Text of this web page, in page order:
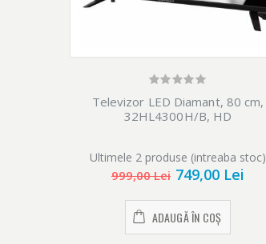
Televizor LED Diamant, 80 cm,
32HL4300H/B, HD
Ultimele 2 produse (intreaba stoc)
999,00 Lei 749,00 Lei
ADAUGĂ ÎN COȘ